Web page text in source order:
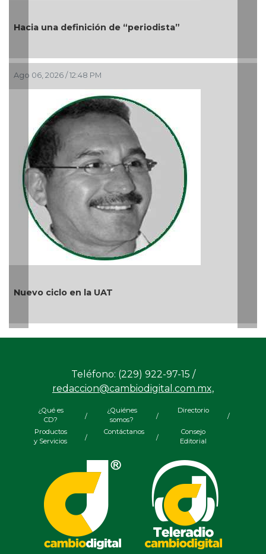
Más cambios en el gobierno de AVA
Ago 05, 2026 / 9:42 AM
¿Quién es periodista?
Teléfono: (229) 922-97-15 /
redaccion@cambiodigital.com.mx,